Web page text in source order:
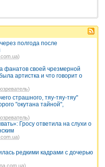
полгода после
)
фанатов своей чрезмерной
артистка и что говорит о
)
страшного, тяу-тяу-тяу"
"окутана тайной",
)
Гросу ответила на слухи о
)
редкими кадрами с дочерью
)